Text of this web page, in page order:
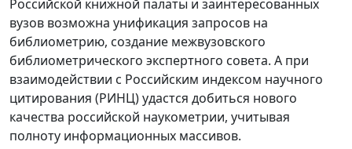
Российской книжной палаты и заинтересованных
вузов возможна унификация запросов на
библиометрию, создание межвузовского
библиометрического экспертного совета. А при
взаимодействии с Российским индексом научного
цитирования (РИНЦ) удастся добиться нового
качества российской наукометрии, учитывая
полноту информационных массивов.